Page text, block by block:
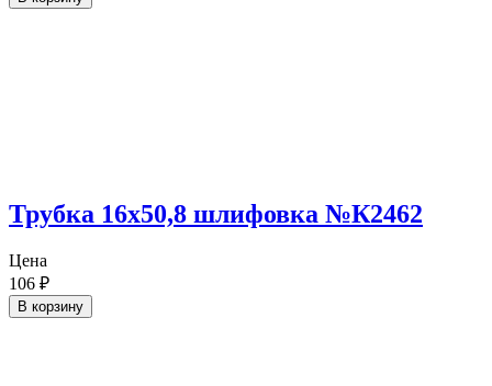
Трубка 16х50,8 шлифовка №К2462
Цена
106 ₽
В корзину